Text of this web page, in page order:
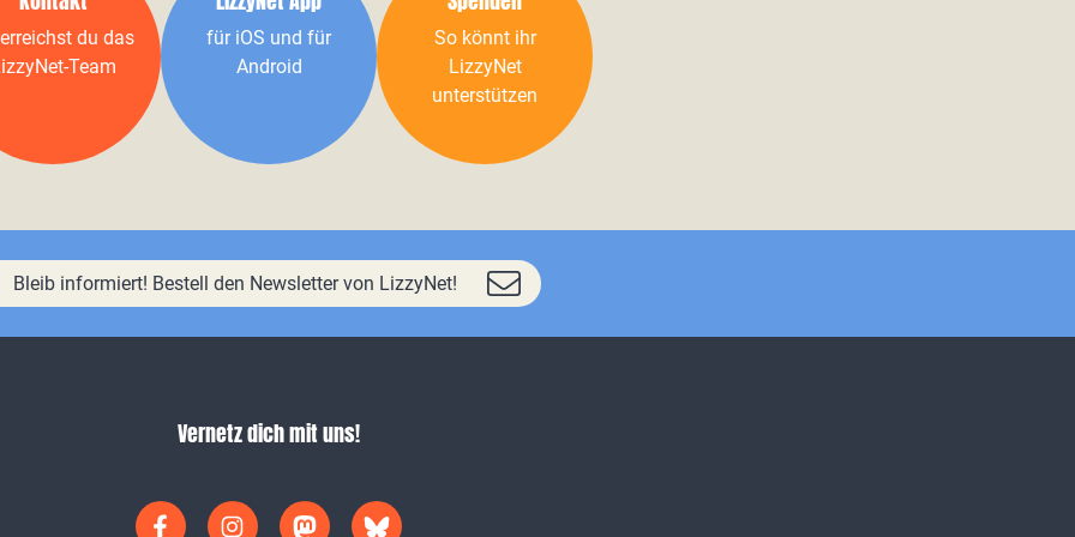
du das
Team
für iOS und für
Android
So könnt ihr
LizzyNet
unterstützen
Bleib informiert! Bestell den Newsletter von LizzyNet!
Vernetz dich mit uns!